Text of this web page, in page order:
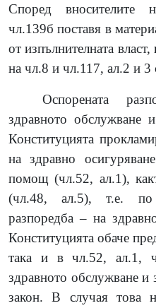
Според вносителите
чл.139б поставя в
от изпълнителната
на чл.8 и чл.117, ал.2 и 3
Оспорената
здравното обслужване
Конституцията
на здравно
помощ (чл.52, ал.1),
(чл.48, ал.5), т.е. по
разпоредба – на
Конституцията обаче
така и в чл.52, ал.1,
здравното обслужване и
закон. В случая това